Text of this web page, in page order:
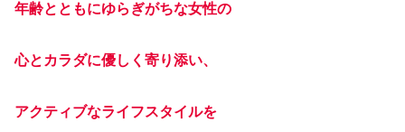
年齢とともにゆらぎがちな女性の
心とカラダに優しく寄り添い、
アクティブなライフスタイルを